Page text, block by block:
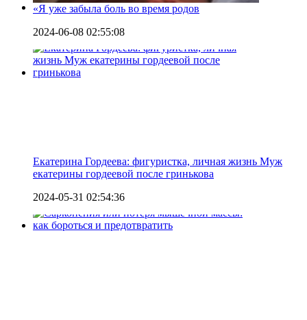
«Я уже забыла боль во время родов
2024-06-08 02:55:08
Екатерина Гордеева: фигуристка, личная жизнь Муж
екатерины гордеевой после гринькова
2024-05-31 02:54:36